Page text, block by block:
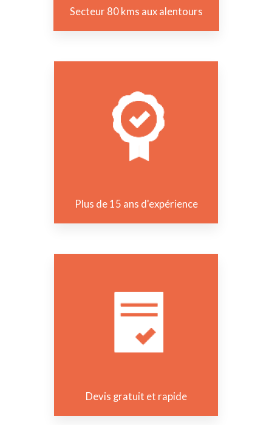
Secteur 80 kms aux alentours
Plus de 15 ans d'expérience
Devis gratuit et rapide